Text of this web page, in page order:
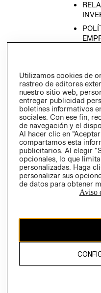
Ecuador ($)
CAMBIAR REGIÓN
El contenido de esta página
Utilizamos cookies de
rastreo de editores
nuestro sitio web,
entregar publicidad
boletines informativos
sociales. Con ese fin,
de navegación y el
Al hacer clic en
compartamos esta
publicitarios. Al elegir
opcionales, lo que
personalizadas. Haga
personalizar sus
de datos para obtener
Aviso